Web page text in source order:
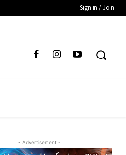
Sign in / Join
- Advertisement -